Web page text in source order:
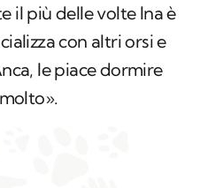
il più delle volte Ina è
con altri orsi e
le piace dormire